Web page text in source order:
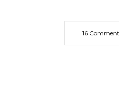
16